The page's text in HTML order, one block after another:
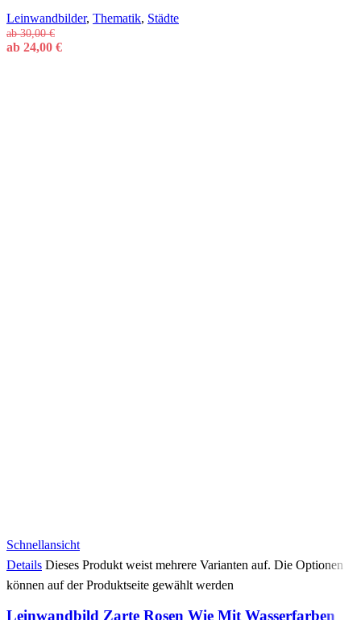
Leinwandbilder, Thematik, Städte
ab30,00€
ab 24,00 €
Schnellansicht
Details Dieses Produkt weist mehrere Varianten auf. Die Optionen
können auf der Produktseite gewählt werden
Leinwandbild Zarte Rosen Wie Mit Wasserfarben